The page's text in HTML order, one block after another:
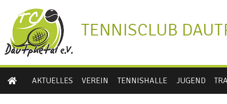
TENNISCLUB
AKTUELLES VEREIN TENNISHALLE JUGEND